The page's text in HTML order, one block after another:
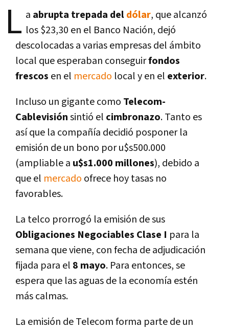
L a abrupta trepada deldólar, que alcanzó
los $23,30 en el Banco Nación, dejó
descolocadas a varias empresas del ámbito
local que esperaban conseguirfondos
frescos en el mercado local y en el exterior.
Incluso un gigante como Telecom-
Cablevisiónsintió el cimbronazo. Tanto es
así­ que la compañí­a decidió posponer la
emisión de un bono por u$s500.000
(ampliable a u$s1.000 millones), debido a
que el mercado ofrece hoy tasas no
favorables.
La telco prorrogó la emisión de sus
Obligaciones Negociables Clase I para la
semana que viene, con fecha de adjudicación
fijada para el 8 mayo. Para entonces, se
espera que las aguas de la economí­a estén
más calmas.
La emisión de Telecom forma parte de un